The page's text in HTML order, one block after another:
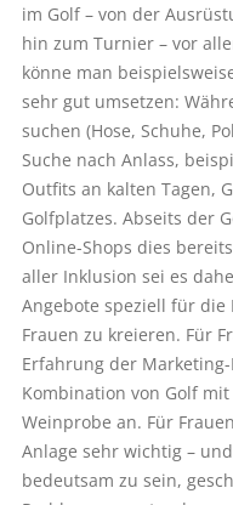
im Golf – von der
hin zum Turnier – vor
könne man
sehr gut umsetzen:
suchen (Hose, Schuhe,
Suche nach Anlass,
Outfits an kalten Tagen,
Golfplatzes. Abseits der
Online-Shops dies
aller Inklusion sei es
Angebote speziell für
Frauen zu kreieren. Für
Erfahrung der
Kombination von Golf
Weinprobe an. Für
Anlage sehr wichtig –
bedeutsam zu sein,